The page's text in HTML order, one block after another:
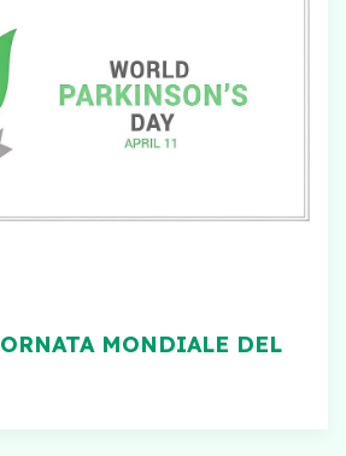
MONDIALE DEL